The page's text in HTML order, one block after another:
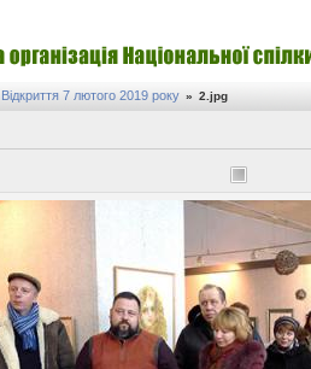
Відкриття 7 лютого 2019 року » 2.jpg